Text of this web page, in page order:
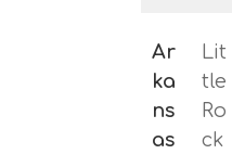
Ar
ka
ns
as
Lit
tle
Ro
ck